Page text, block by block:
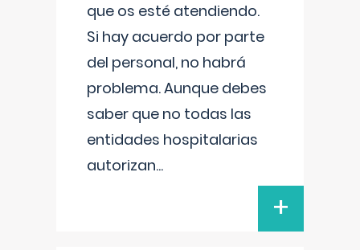
que os esté atendiendo.
Si hay acuerdo por parte
del personal, no habrá
problema. Aunque debes
saber que no todas las
entidades hospitalarias
autorizan...
+